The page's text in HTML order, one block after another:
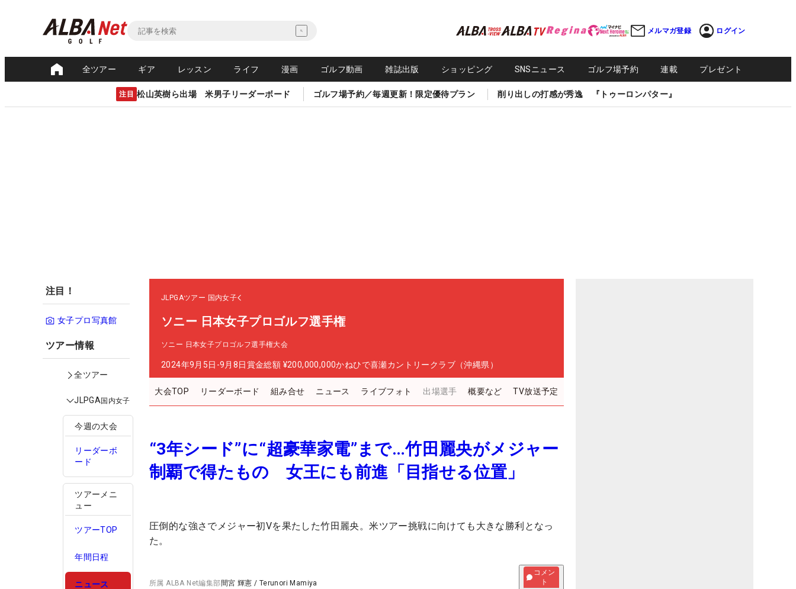
メルマガ登録 ログイン
全ツアー ギア レッスン ライフ 漫画 ゴルフ動画 雑誌出版 ショッピング SNSニュース ゴルフ場予約 連載 プレゼント
注目 松山英樹ら出場 米男子リーダーボード ゴルフ場予約／毎週更新！限定優待プラン 削り出しの打感が秀逸 『トゥーロンパター』
注目！
女子プロ写真館
ツアー情報
全ツアー
JLPGA国内女子
今週の大会
リーダーボ
ード
ツアーメニ
ュー
ツアーTOP
年間日程
ニュース
JLPGAツアー 国内女子
ソニー 日本女子プロゴルフ選手権
ソニー 日本女子プロゴルフ選手権大会
2024年9月5日-9月8日賞金総額 ¥200,000,000かねひで喜瀬カントリークラブ（沖縄県）
大会TOP リーダーボード 組み合せ ニュース ライブフォト 出場選手 概要など TV放送予定
“3年シード”に“超豪華家電”まで…竹田麗央がメジャー
制覇で得たもの 女王にも前進「目指せる位置」
圧倒的な強さでメジャー初Vを果たした竹田麗央。米ツアー挑戦に向けても大きな勝利となっ
た。
所属ALBA Net編集部間宮 輝憲 / Terunori Mamiya
コメン
ト